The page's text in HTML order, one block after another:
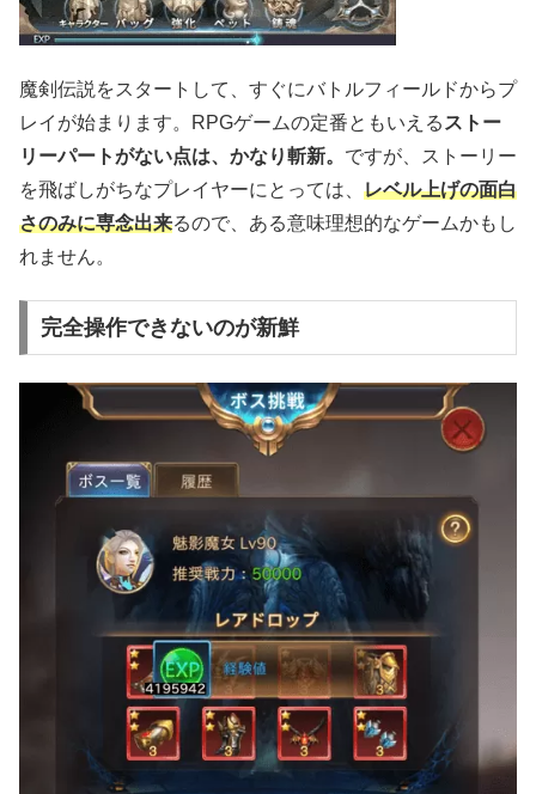
魔剣伝説をスタートして、すぐにバトルフィールドからプ
レイが始まります。RPGゲームの定番ともいえる ストー
リーパートがない点は、かなり斬新。 ですが、ストーリー
を飛ばしがちなプレイヤーにとっては、 レベル上げの面白
さのみに専念出来るので、ある意味理想的なゲームかもし
れません。
完全操作できないのが新鮮